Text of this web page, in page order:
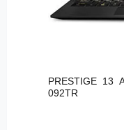
PRESTIGE 13
092TR